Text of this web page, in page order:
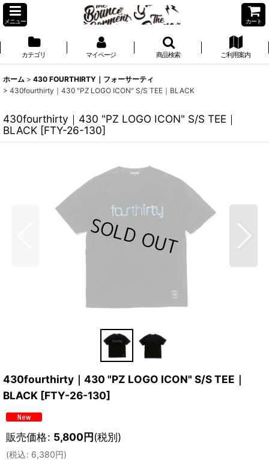
メニュー カート
カテゴリ マイページ 商品検索 ご利用案内
ホーム > 430 FOURTHIRTY｜フォーサーティ
> 430fourthirty｜430 "PZ LOGO ICON" S/S TEE｜BLACK
430fourthirty｜430 "PZ LOGO ICON" S/S TEE｜
BLACK [FTY-26-130]
430fourthirty｜430 "PZ LOGO ICON" S/S TEE｜
BLACK [FTY-26-130]
販売価格: 5,800円(税別)
(税込: 6,380円)